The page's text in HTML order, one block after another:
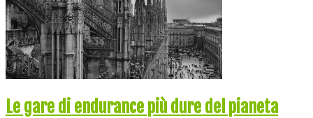
Le gare di endurance più dure del pianeta